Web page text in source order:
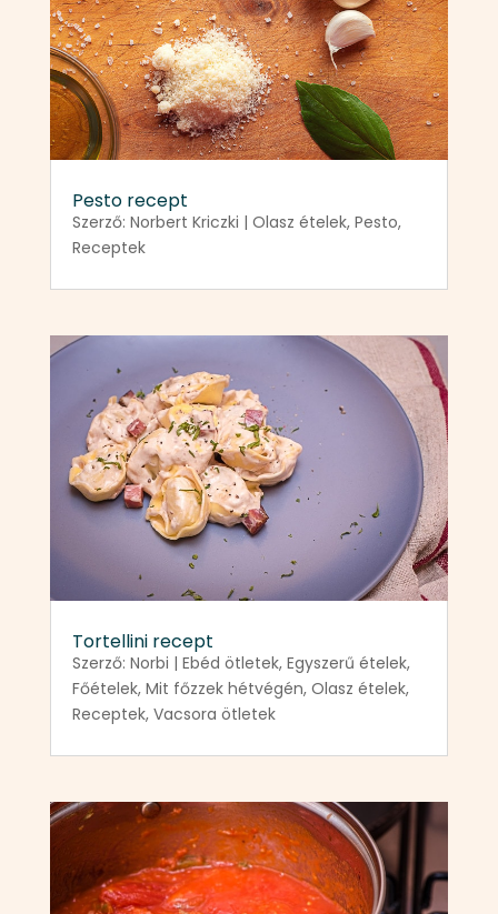
Pesto recept
Szerző: Norbert Kriczki | Olasz ételek, Pesto,
Receptek
Tortellini recept
Szerző: Norbi | Ebéd ötletek, Egyszerű ételek,
Főételek, Mit főzzek hétvégén, Olasz ételek,
Receptek, Vacsora ötletek